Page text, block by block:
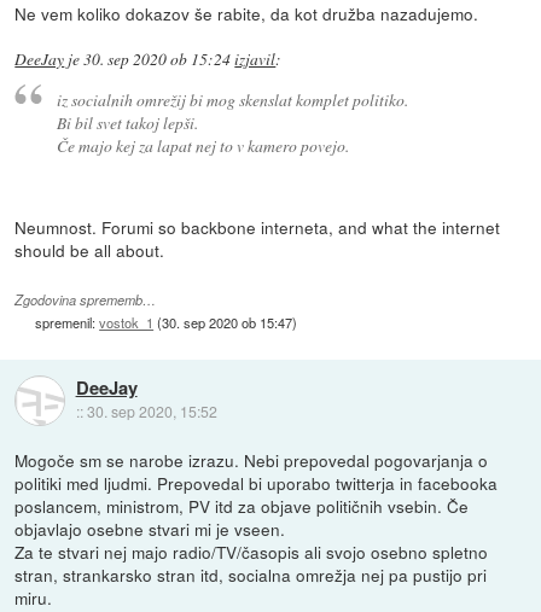
Ne vem koliko dokazov še rabite, da kot družba nazadujemo.
DeeJay je30. sep 2020 ob 15:24izjavil:
iz socialnih omrežij bi mog skenslat komplet politiko.
Bi bil svet takoj lepši.
Če majo kej za lapat nej to v kamero povejo.
Neumnost. Forumi so backbone interneta, and what the internet
should be all about.
Zgodovina sprememb…
spremenil:vostok_1 (30. sep 2020 ob 15:47)
DeeJay
::30. sep 2020, 15:52
Mogoče sm se narobe izrazu. Nebi prepovedal pogovarjanja o
politiki med ljudmi. Prepovedal bi uporabo twitterja in facebooka
poslancem, ministrom, PV itd za objave političnih vsebin. Če
objavlajo osebne stvari mi je vseen.
Za te stvari nej majo radio/TV/časopis ali svojo osebno spletno
stran, strankarsko stran itd, socialna omrežja nej pa pustijo pri
miru.